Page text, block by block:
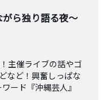
ら独り語る夜〜
主催ライブの話やゴ
など！興奮しっぱな
ード『沖縄芸人』